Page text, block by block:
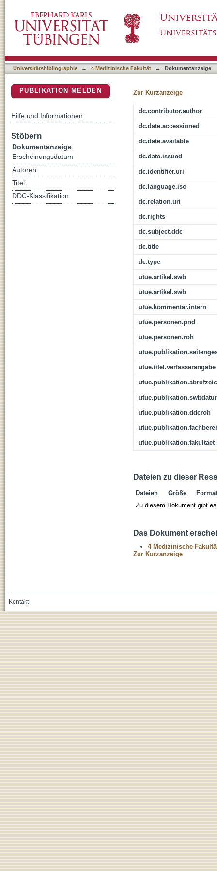
Universitätsbibliographie → 4 Medizinische Fakultät → Dokumentanzeige
Zur Kurzanzeige
dc.contributor.author
dc.date.accessioned
dc.date.available
dc.date.issued
dc.identifier.uri
dc.language.iso
dc.relation.uri
dc.rights
dc.subject.ddc
dc.title
dc.type
utue.artikel.swb
utue.artikel.swb
utue.kommentar.intern
utue.personen.pnd
utue.personen.roh
utue.titel.verfasserangabe
utue.publikation.ddcroh
utue.publikation.fakultaet
Dateien zu dieser
Dateien Größe
Format
Zu diesem Dokument gibt
Das Dokument
4 Medizinische
Zur Kurzanzeige
PUBLIKATION MELDEN
Hilfe und Informationen
Stöbern
Dokumentanzeige
Erscheinungsdatum
Autoren
Titel
DDC-Klassifikation
Kontakt